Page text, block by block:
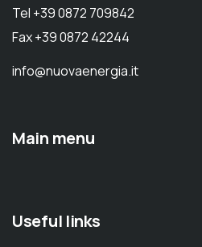
Tel +39 0872 709842
Fax +39 0872 42244
info@nuovaenergia.it
Main menu
Useful links